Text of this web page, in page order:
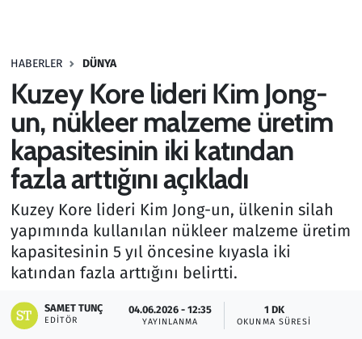
HABERLER DÜNYA
Kuzey Kore lideri Kim Jong-
un, nükleer malzeme üretim
kapasitesinin iki katından
fazla arttığını açıkladı
Kuzey Kore lideri Kim Jong-un, ülkenin silah
yapımında kullanılan nükleer malzeme üretim
kapasitesinin 5 yıl öncesine kıyasla iki
katından fazla arttığını belirtti.
SAMET TUNÇ
EDITÖR
04.06.2026 - 12:35
YAYINLANMA
1 DK
OKUNMA SÜRESI
Haber
Kültür Sanat
Kurumsal Haberler
Lezzet Durağı
Memur ve Kamu
Otomobil
Oyun